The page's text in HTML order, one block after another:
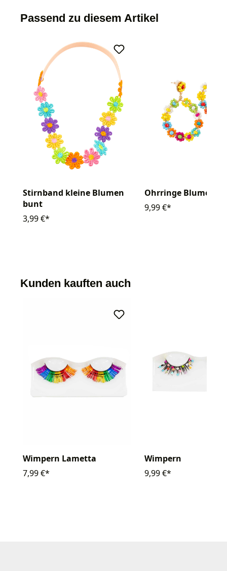
Passend zu diesem Artikel
Stirnband kleine Blumen
bunt
3,99 €*
Ohrringe Blumen
9,99 €*
Kunden kauften auch
Wimpern Lametta
7,99 €*
Wimpern
9,99 €*